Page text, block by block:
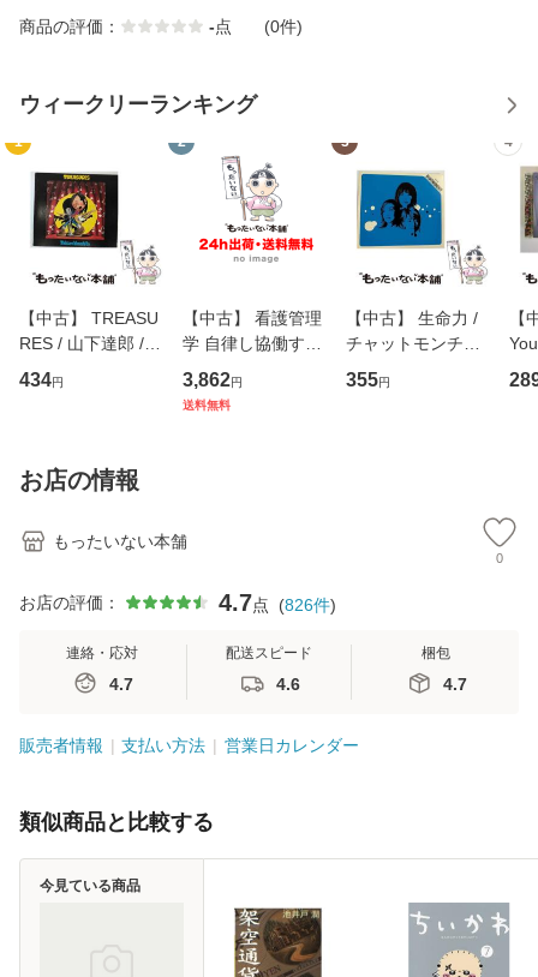
商品の評価： -点 (0件)
ウィークリーランキング
1
【中古】 TREASU
RES / 山下達郎 /
イーストウエス
ト・ジャパン [CD]
434円
2
【中古】 看護管理
学 自律し協働する
専門職の看護マネ
ジメントスキル 改
3,862円
送料無料
3
【中古】 生命力 /
チャットモンチー /
キューンレコード
[CD]【メール便送
355円
4
【
のが
お店の情報
もったいない本舗
0
お店の評価： 4.7点 (826件)
連絡・応対
4.7
配送スピード
4.6
梱包
4.7
販売者情報 支払い方法 営業日カレンダー
類似商品と比較する
今見ている商品